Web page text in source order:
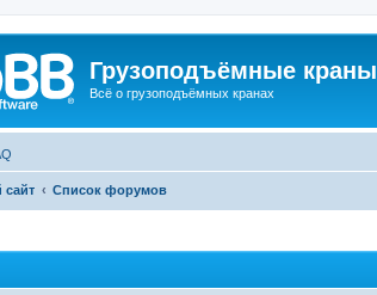
Грузоподъёмные краны
Всё о грузоподъёмных кранах
сайт Список форумов